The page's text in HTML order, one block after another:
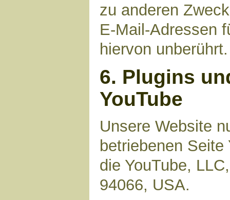
zu anderen
E-Mail-Adressen
hiervon unberührt.
6. Plugins
YouTube
Unsere Website
betriebenen
die YouTube,
94066, USA.